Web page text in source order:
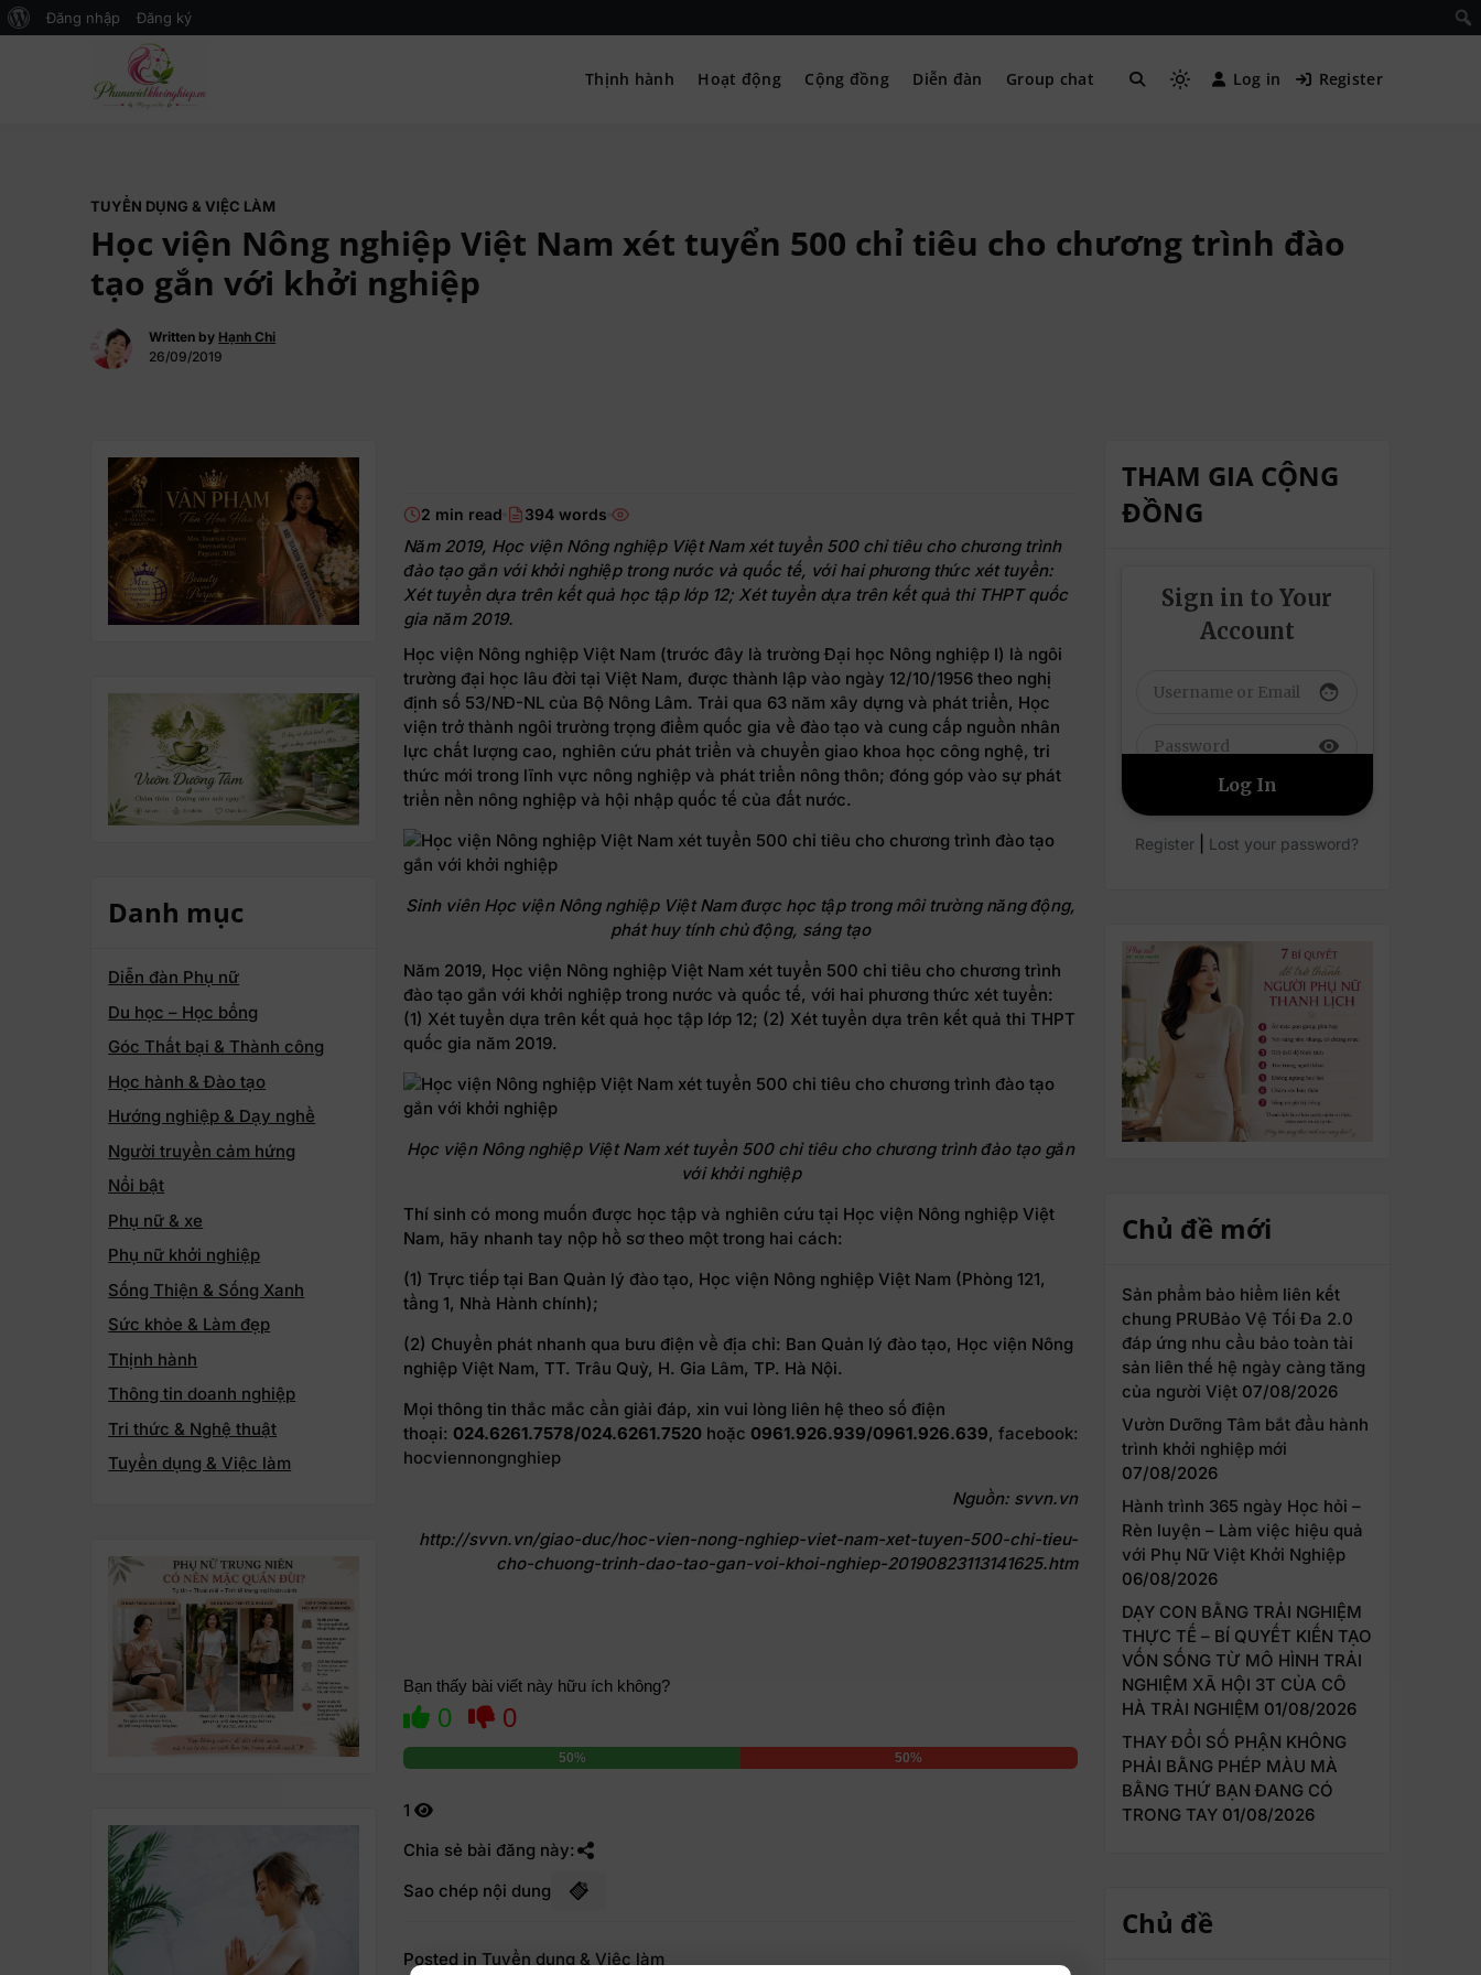
Mạng xã hội Kinh tế – Giáo dục – Hướng nghiệpThịnh hành Hoạt động Cộng đồng Diễn đàn Group chat Log in Register
TUYỂN DỤNG & VIỆC LÀM
Học viện Nông nghiệp Việt Nam xét tuyển 500 chỉ tiêu cho chương trình đào
tạo gắn với khởi nghiệp
Written by Hạnh Chi
26/09/2019
Danh mục
Diễn đàn Phụ nữ
Du học – Học bổng
Góc Thất bại & Thành công
Học hành & Đào tạo
Hướng nghiệp & Dạy nghề
Người truyền cảm hứng
Nổi bật
Phụ nữ & xe
Phụ nữ khởi nghiệp
Sống Thiện & Sống Xanh
Sức khỏe & Làm đẹp
Thịnh hành
Thông tin doanh nghiệp
Tri thức & Nghệ thuật
Tuyển dụng & Việc làm
2 min read 394 words
Năm 2019, Học viện Nông nghiệp Việt Nam xét tuyển 500 chỉ tiêu cho chương trình
đào tạo gắn với khởi nghiệp trong nước và quốc tế, với hai phương thức xét tuyển:
Xét tuyển dựa trên kết quả học tập lớp 12; Xét tuyển dựa trên kết quả thi THPT quốc
gia năm 2019.
Học viện Nông nghiệp Việt Nam (trước đây là trường Đại học Nông nghiệp I) là ngôi
trường đại học lâu đời tại Việt Nam, được thành lập vào ngày 12/10/1956 theo nghị
định số 53/NĐ-NL của Bộ Nông Lâm. Trải qua 63 năm xây dựng và phát triển, Học
viện trở thành ngôi trường trọng điểm quốc gia về đào tạo và cung cấp nguồn nhân
lực chất lượng cao, nghiên cứu phát triển và chuyển giao khoa học công nghệ, tri
thức mới trong lĩnh vực nông nghiệp và phát triển nông thôn; đóng góp vào sự phát
triển nền nông nghiệp và hội nhập quốc tế của đất nước.
Sinh viên Học viện Nông nghiệp Việt Nam được học tập trong môi trường năng động,
phát huy tính chủ động, sáng tạo
Năm 2019, Học viện Nông nghiệp Việt Nam xét tuyển 500 chỉ tiêu cho chương trình
đào tạo gắn với khởi nghiệp trong nước và quốc tế, với hai phương thức xét tuyển:
(1) Xét tuyển dựa trên kết quả học tập lớp 12; (2) Xét tuyển dựa trên kết quả thi THPT
quốc gia năm 2019.
Học viện Nông nghiệp Việt Nam xét tuyển 500 chỉ tiêu cho chương trình đào tạo gắn
với khởi nghiệp
Thí sinh có mong muốn được học tập và nghiên cứu tại Học viện Nông nghiệp Việt
Nam, hãy nhanh tay nộp hồ sơ theo một trong hai cách:
(1) Trực tiếp tại Ban Quản lý đào tạo, Học viện Nông nghiệp Việt Nam (Phòng 121,
tầng 1, Nhà Hành chính);
(2) Chuyển phát nhanh qua bưu điện về địa chỉ: Ban Quản lý đào tạo, Học viện Nông
nghiệp Việt Nam, TT. Trâu Quỳ, H. Gia Lâm, TP. Hà Nội.
Mọi thông tin thắc mắc cần giải đáp, xin vui lòng liên hệ theo số điện
thoại: 024.6261.7578/024.6261.7520 hoặc 0961.926.939/0961.926.639,facebook:
hocviennongnghiep
Nguồn: svvn.vn
http://svvn.vn/giao-duc/hoc-vien-nong-nghiep-viet-nam-xet-tuyen-500-chi-tieu-
cho-chuong-trinh-dao-tao-gan-voi-khoi-nghiep-20190823113141625.htm
Bạn thấy bài viết này hữu ích không?
0 0
50% 50%
1
Chia sẻ bài đăng này:
Sao chép nội dung
Posted in Tuyển dụng & Việc làm
THAM GIA CỘNG
ĐỒNG
Sign in to Your
Account
face
visibility
Register Lost your password?
Chủ đề mới
Sản phẩm bảo hiểm liên kết
chung PRUBảo Vệ Tối Đa 2.0
đáp ứng nhu cầu bảo toàn tài
sản liên thế hệ ngày càng tăng
của người Việt 07/08/2026
Vườn Dưỡng Tâm bắt đầu hành
trình khởi nghiệp mới
07/08/2026
Hành trình 365 ngày Học hỏi –
Rèn luyện – Làm việc hiệu quả
với Phụ Nữ Việt Khởi Nghiệp
06/08/2026
DẠY CON BẰNG TRẢI NGHIỆM
THỰC TẾ – BÍ QUYẾT KIẾN TẠO
VỐN SỐNG TỪ MÔ HÌNH TRẢI
NGHIỆM XÃ HỘI 3T CỦA CÔ
HÀ TRẢI NGHIỆM 01/08/2026
THAY ĐỔI SỐ PHẬN KHÔNG
PHẢI BẰNG PHÉP MÀU MÀ
BẰNG THỨ BẠN ĐANG CÓ
TRONG TAY 01/08/2026
Chủ đề
Đăng nhập Đăng ký